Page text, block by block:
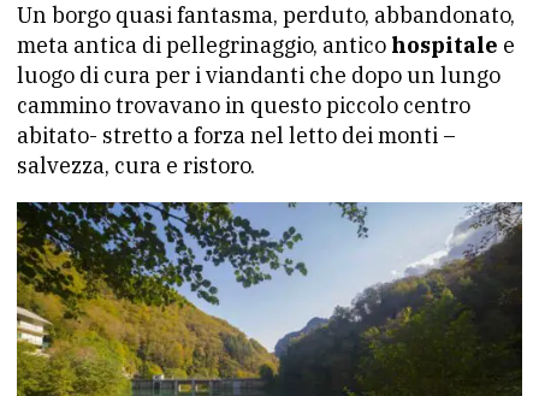
Un borgo quasi fantasma, perduto, abbandonato,
meta antica di pellegrinaggio, antico hospitale e
luogo di cura per i viandanti che dopo un lungo
cammino trovavano in questo piccolo centro
abitato- stretto a forza nel letto dei monti –
salvezza, cura e ristoro.